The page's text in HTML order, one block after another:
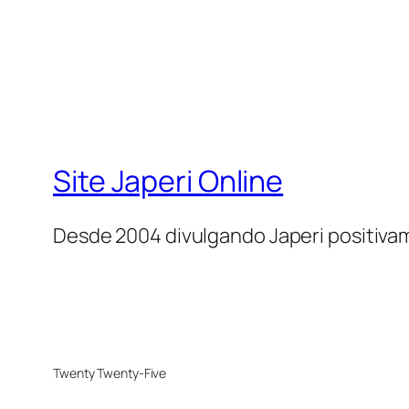
Site Japeri Online
Desde 2004 divulgando Japeri
Twenty Twenty-Five